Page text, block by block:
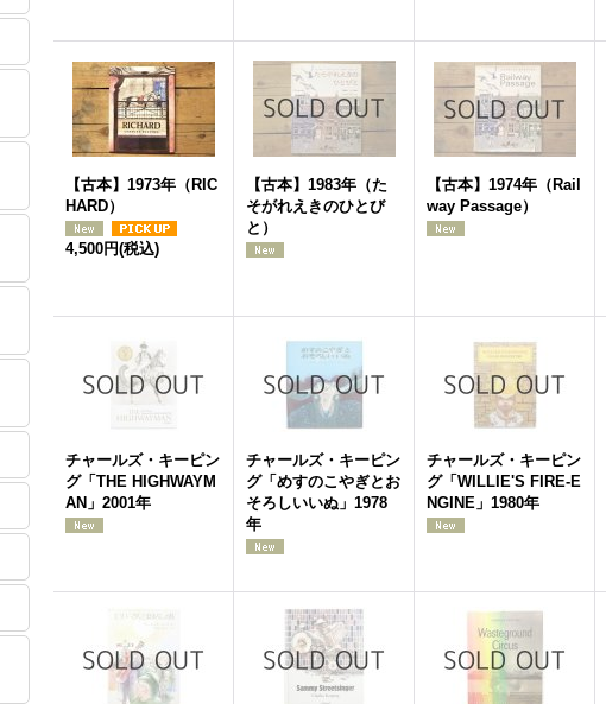
【古本】1973年（RIC
HARD）
4,500円(税込)
【古本】1983年（た
そがれえきのひとび
と）
【古本】1974年（Rail
way Passage）
チャールズ・キーピン
グ「THE HIGHWAYM
AN」2001年
チャールズ・キーピン
グ「めすのこやぎとお
そろしいいぬ」1978
年
チャールズ・キーピン
グ「WILLIE'S FIRE-E
NGINE」1980年